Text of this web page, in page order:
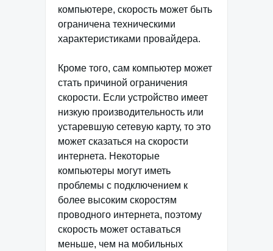
компьютере, скорость может быть
ограничена техническими
характеристиками провайдера.
Кроме того, сам компьютер может
стать причиной ограничения
скорости. Если устройство имеет
низкую производительность или
устаревшую сетевую карту, то это
может сказаться на скорости
интернета. Некоторые
компьютеры могут иметь
проблемы с подключением к
более высоким скоростям
проводного интернета, поэтому
скорость может оставаться
меньше, чем на мобильных